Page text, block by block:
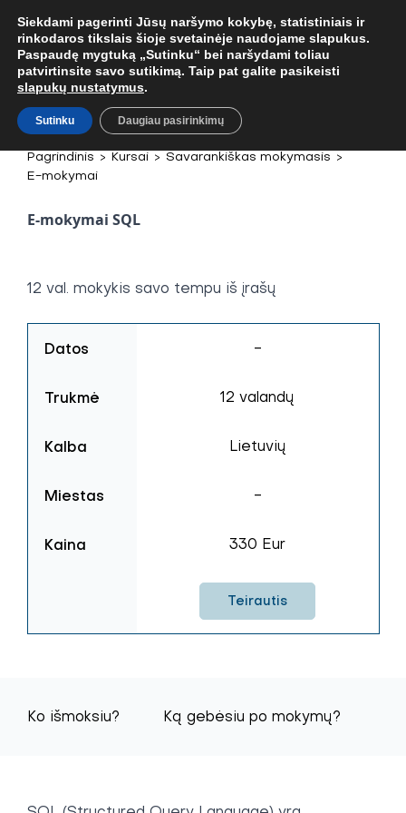
MOKYMAI@BKA.LT
Pagrindinis > Kursai > Savarankiškas mokymasis >
E-mokymai
E-mokymai SQL
12 val. mokykis savo tempu iš įrašų
Datos -
Trukmė 12 valandų
Kalba Lietuvių
Miestas -
Kaina 330 Eur
Teirautis
Ko išmoksiu? Ką gebėsiu po mokymų?
Siekdami pagerinti Jūsų naršymo kokybę, statistiniais ir
rinkodaros tikslais šioje svetainėje naudojame slapukus.
Paspaudę mygtuką „Sutinku“ bei naršydami toliau
patvirtinsite savo sutikimą. Taip pat galite pasikeisti
slapukų nustatymus.
Sutinku Daugiau pasirinkimų